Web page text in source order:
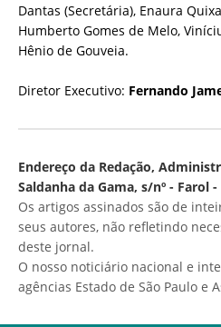
Dantas (Secretária), Enaura
Humberto Gomes de Melo,
Hênio de Gouveia.
Diretor Executivo: Fernando
Endereço da Redação,
Saldanha da Gama, s/nº - Farol
Os artigos assinados são de
seus autores, não refletindo
deste jornal.
O nosso noticiário nacional e
agências Estado de São Paulo e